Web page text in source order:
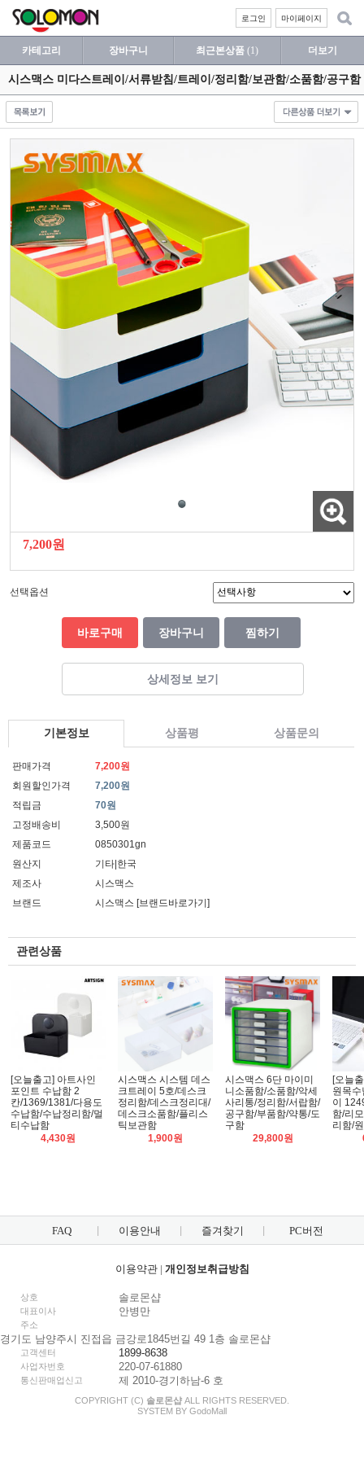
마이페이지
로그인
카테고리 장바구니 최근본상품 (1) 더보기
시스맥스 미다스트레이/서류받침/트레이/정리함/보관함/소품함/공구함
7,200원
선택옵션
바로구매 장바구니 찜하기
상세정보 보기
기본정보 상품평 상품문의
판매가격
7,200원
회원할인가격
7,200원
적립금
70원
고정배송비
3,500원
제품코드
0850301gn
원산지
기타|한국
제조사
시스맥스
브랜드
시스맥스 [브랜드바로가기]
관련상품
[오늘출고] 아트사인
포인트 수납함 2
칸/1369/1381/다용도
수납함/수납정리함/멀
티수납함
4,430원
시스맥스 시스템 데스
크트레이 5호/데스크
정리함/데스크정리대/
데스크소품함/플리스
틱보관함
1,900원
시스맥스 6단 마이미
니소품함/소품함/악세
사리통/정리함/서랍함/
공구함/부품함/약통/도
구함
29,800원
[오늘
원목
이
함/리
리함/
FAQ 이용안내 즐겨찾기 PC버전
이용약관| 개인정보취급방침
상호 솔로몬샵
대표이사 안병만
주소
경기도 남양주시 진접읍 금강로1845번길 49 1층 솔로몬샵
고객센터 1899-8638
사업자번호 220-07-61880
통신판매업신고 제 2010-경기하남-6 호
COPYRIGHT (C) 솔로몬샵 ALL RIGHTS RESERVED.
SYSTEM BY GodoMall